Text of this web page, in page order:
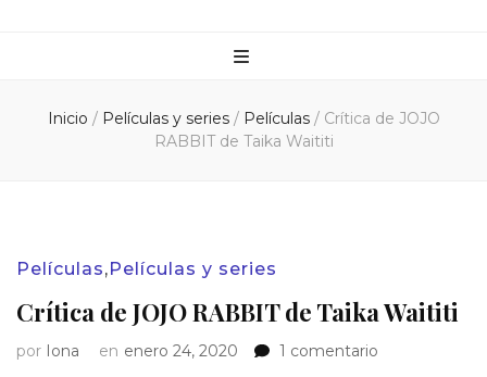
Inicio / Películas y series / Películas / Crítica de JOJO
RABBIT de Taika Waititi
Películas,Películas y series
Crítica de JOJO RABBIT de Taika Waititi
por Iona en enero 24, 2020 1 comentario